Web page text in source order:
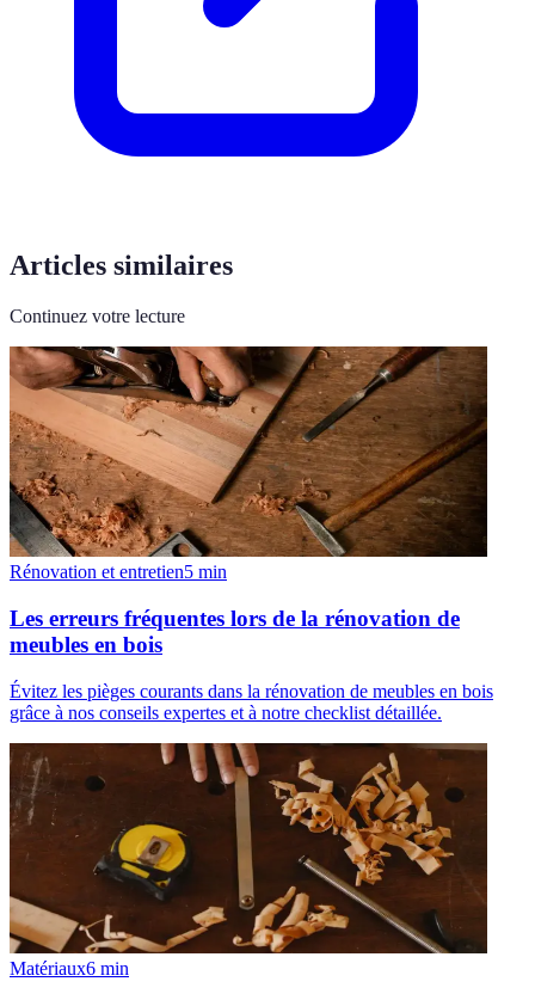
Articles similaires
Continuez votre lecture
Rénovation et entretien5 min
Les erreurs fréquentes lors de la rénovation de
meubles en bois
Évitez les pièges courants dans la rénovation de meubles en bois
grâce à nos conseils expertes et à notre checklist détaillée.
Matériaux6 min